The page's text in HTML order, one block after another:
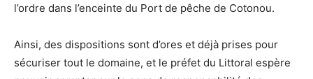
l’ordre dans l’enceinte du Port de pêche de Cotonou.
Ainsi, des dispositions sont d’ores et déjà prises pour
sécuriser tout le domaine, et le préfet du Littoral espère